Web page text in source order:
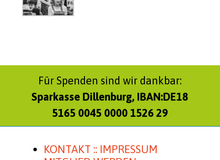
Für Spenden sind wir dankbar:
Sparkasse Dillenburg, IBAN:DE18
5165 0045 0000 1526 29
KONTAKT :: IMPRESSUM